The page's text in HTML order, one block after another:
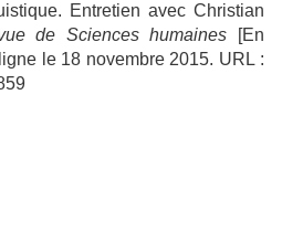
Entretien avec Christian
de Sciences humaines [En
le 18 novembre 2015. URL :